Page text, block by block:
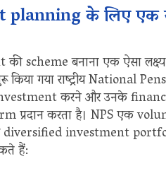
के लिए एक
बनाना एक ऐसा लक्ष्य
किया गया राष्ट्रीय National
करने और उनके
करता है। NPS एक
investment portfolio
हैं: